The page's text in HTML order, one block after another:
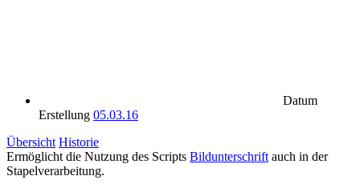
Datum
Erstellung 05.03.16
Übersicht Historie
Ermöglicht die Nutzung des Scripts Bildunterschrift auch in der
Stapelverarbeitung.